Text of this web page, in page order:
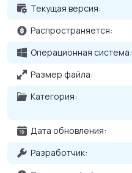
Текущая версия:
Распространяется:
Операционная система:
Размер файла:
Категория:
Дата обновления:
Разработчик: